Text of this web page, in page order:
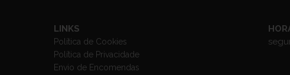
LINKS
Política de Cookies
Política de Privacidade
Envio de Encomendas